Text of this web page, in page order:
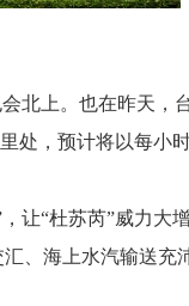
北上。也在昨天，
处，预计将以每小
让“杜苏芮”威力大
、海上水汽输送充